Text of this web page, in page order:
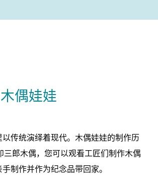
偶娃娃
传统演绎着现代。木偶娃娃的制作历
郎木偶，您可以观看工匠们制作木偶
制作并作为纪念品带回家。